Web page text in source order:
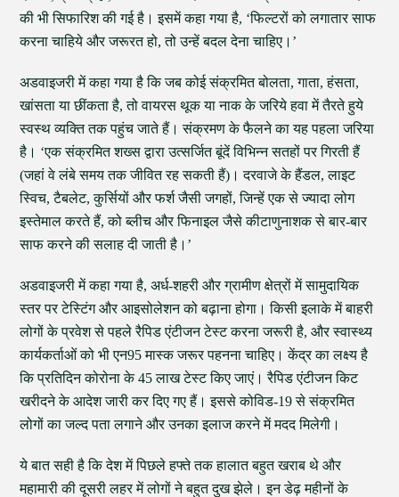
की भी सिफारिश की गई है। इसमें कहा गया है, ‘फिल्टरों को लगातार साफ
करना चाहिये और जरूरत हो, तो उन्हें बदल देना चाहिए।’
अडवाइजरी में कहा गया है कि जब कोई संक्रमित बोलता, गाता, हंसता,
खांसता या छींकता है, तो वायरस थूक या नाक के जरिये हवा में तैरते हुये
स्वस्थ व्यक्ति तक पहुंच जाते हैं। संक्रमण के फैलने का यह पहला जरिया
है। ‘एक संक्रमित शख्स द्वारा उत्सर्जित बूंदें विभिन्न सतहों पर गिरती हैं
(जहां वे लंबे समय तक जीवित रह सकती हैं)। दरवाजे के हैंडल, लाइट
स्विच, टैबलेट, कुर्सियों और फर्श जैसी जगहों, जिन्हें एक से ज्यादा लोग
इस्तेमाल करते हैं, को ब्लीच और फिनाइल जैसे कीटाणुनाशक से बार-बार
साफ करने की सलाह दी जाती है।’
अडवाइजरी में कहा गया है, अर्ध-शहरी और ग्रामीण क्षेत्रों में सामुदायिक
स्तर पर टेस्टिंग और आइसोलेशन को बढ़ाना होगा। किसी इलाके में बाहरी
लोगों के प्रवेश से पहले रैपिड एंटीजन टेस्ट करना जरूरी है, और स्वास्थ्य
कार्यकर्ताओं को भी एन95 मास्क जरूर पहनना चाहिए। केंद्र का लक्ष्य है
कि प्रतिदिन कोरोना के 45 लाख टेस्ट किए जाएं। रैपिड एंटीजन किट
खरीदने के आदेश जारी कर दिए गए हैं। इससे कोविड-19 से संक्रमित
लोगों का जल्द पता लगाने और उनका इलाज करने में मदद मिलेगी।
ये बात सही है कि देश में पिछले हफ्ते तक हालात बहुत खराब थे और
महामारी की दूसरी लहर में लोगों ने बहुत दुख झेले। इन डेढ़ महीनों के